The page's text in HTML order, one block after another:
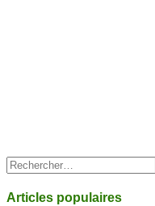
Rechercher :
Articles populaires